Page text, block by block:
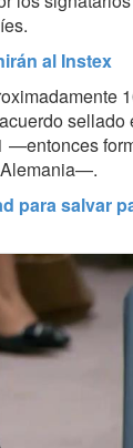
al Instex
sellado
—entonces
Alemania—.
para salvar